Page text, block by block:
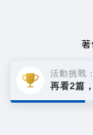
遠見天
活動挑戰
再看2篇